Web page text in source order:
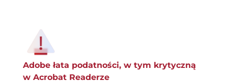
Adobe łata podatności, w tym krytyczną
w Acrobat Readerze